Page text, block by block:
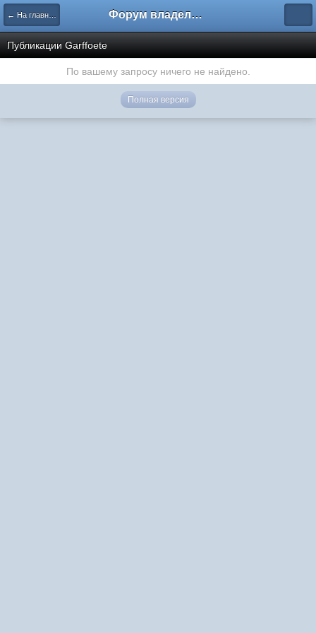
← На главную Форум владельцев интернет-магазинов
Публикации Garffoete
По вашему запросу ничего не найдено.
Полная версия